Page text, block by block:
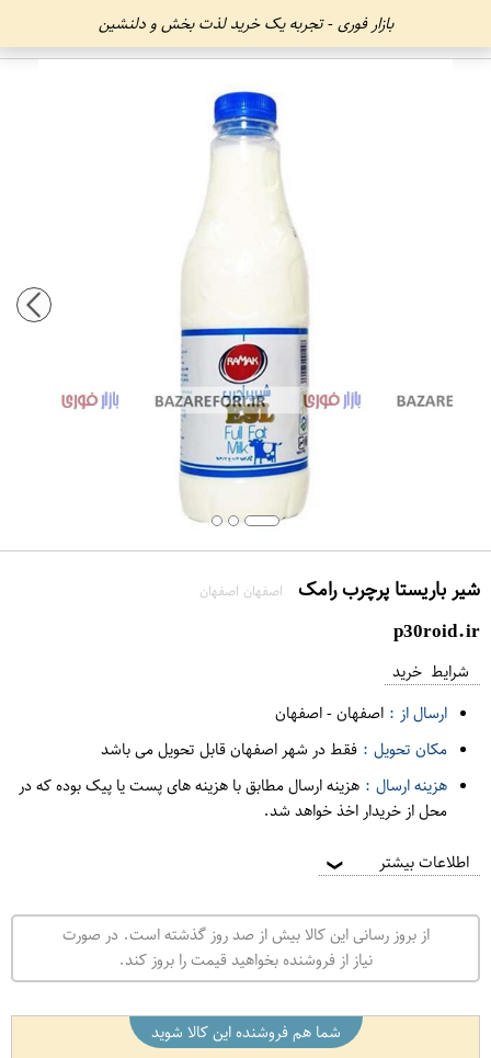
بازار فوری - تجربه یک خرید لذت بخش و دلنشین
شیر باریستا پرچرب رامک اصفهان اصفهان
p30roid.ir
شرایط خرید
ارسال از : اصفهان-اصفهان
مکان تحویل : فقط در شهر اصفهان قابل تحویل می باشد
هزینه ارسال : هزینه ارسال مطابق با هزینه های پست یا پیک بوده که در
محل از خریدار اخذ خواهد شد.
اطلاعات بیشتر ❯
از بروز رسانی این کالا بیش از صد روز گذشته است. در صورت
نیاز از فروشنده بخواهید قیمت را بروز کند.
شما هم فروشنده این کالا شوید